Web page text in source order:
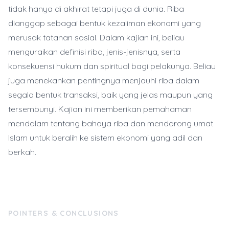
tidak hanya di akhirat tetapi juga di dunia. Riba
dianggap sebagai bentuk kezaliman ekonomi yang
merusak tatanan sosial. Dalam kajian ini, beliau
menguraikan definisi riba, jenis-jenisnya, serta
konsekuensi hukum dan spiritual bagi pelakunya. Beliau
juga menekankan pentingnya menjauhi riba dalam
segala bentuk transaksi, baik yang jelas maupun yang
tersembunyi. Kajian ini memberikan pemahaman
mendalam tentang bahaya riba dan mendorong umat
Islam untuk beralih ke sistem ekonomi yang adil dan
berkah.
POINTERS & CONCLUSIONS